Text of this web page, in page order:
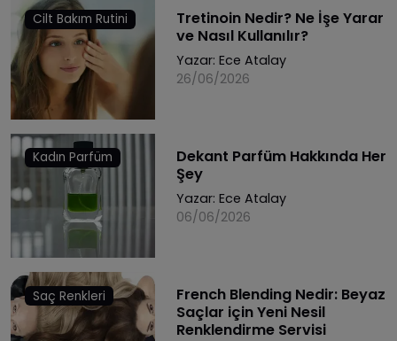
Cilt Bakım Rutini
Tretinoin Nedir? Ne İşe Yarar
ve Nasıl Kullanılır?
Yazar: Ece Atalay
26/06/2026
Kadın Parfüm
Dekant Parfüm Hakkında Her
Şey
Yazar: Ece Atalay
06/06/2026
Saç Renkleri
French Blending Nedir: Beyaz
Saçlar için Yeni Nesil
Renklendirme Servisi